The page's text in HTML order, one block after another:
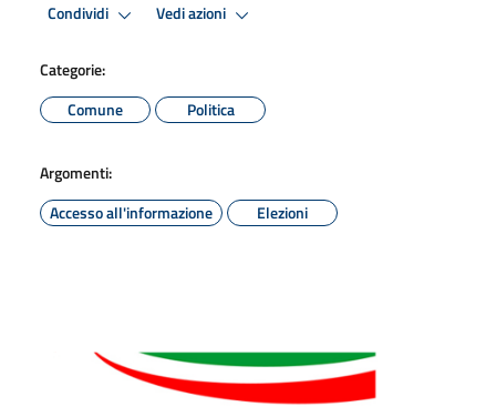
Condividi Vedi azioni
Categorie:
Comune
Politica
Argomenti:
Accesso all'informazione
Elezioni